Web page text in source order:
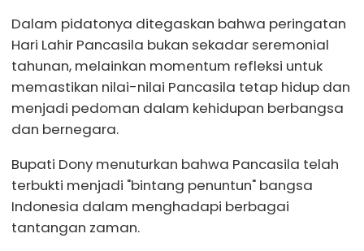
Dalam pidatonya ditegaskan bahwa peringatan
Hari Lahir Pancasila bukan sekadar seremonial
tahunan, melainkan momentum refleksi untuk
memastikan nilai-nilai Pancasila tetap hidup dan
menjadi pedoman dalam kehidupan berbangsa
dan bernegara.
Bupati Dony menuturkan bahwa Pancasila telah
terbukti menjadi "bintang penuntun" bangsa
Indonesia dalam menghadapi berbagai
tantangan zaman.